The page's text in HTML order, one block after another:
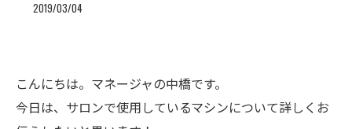
2019/03/04
こんにちは。マネージャの中橋です。
今日は、サロンで使用しているマシンについて詳しくお